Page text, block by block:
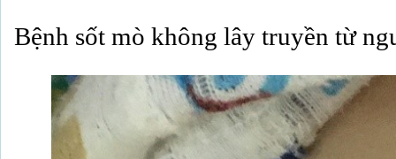
Bệnh sốt mò không lây truyền từ